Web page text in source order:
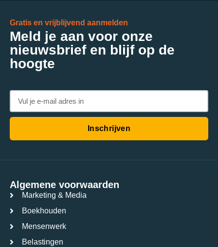
Gratis en vrijblijvend aanmelden
Meld je aan voor onze
nieuwsbrief en blijf op de
hoogte
Inschrijven
Algemene voorwaarden
Marketing & Media
Boekhouden
Mensenwerk
Belastingen